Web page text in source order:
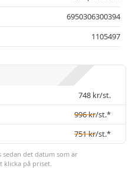
6950306300394
1105497
748 kr/st.
996kr/st.*
751kr/st.*
det datum som är
klicka på priset.